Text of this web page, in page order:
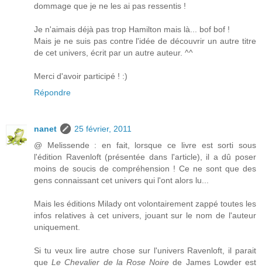
dommage que je ne les ai pas ressentis !
Je n'aimais déjà pas trop Hamilton mais là... bof bof !
Mais je ne suis pas contre l'idée de découvrir un autre titre
de cet univers, écrit par un autre auteur. ^^
Merci d'avoir participé ! :)
Répondre
nanet
25 février, 2011
@ Melissende : en fait, lorsque ce livre est sorti sous
l'édition Ravenloft (présentée dans l'article), il a dû poser
moins de soucis de compréhension ! Ce ne sont que des
gens connaissant cet univers qui l'ont alors lu...
Mais les éditions Milady ont volontairement zappé toutes les
infos relatives à cet univers, jouant sur le nom de l'auteur
uniquement.
Si tu veux lire autre chose sur l'univers Ravenloft, il parait
queLe Chevalier de la Rose Noire de James Lowder est